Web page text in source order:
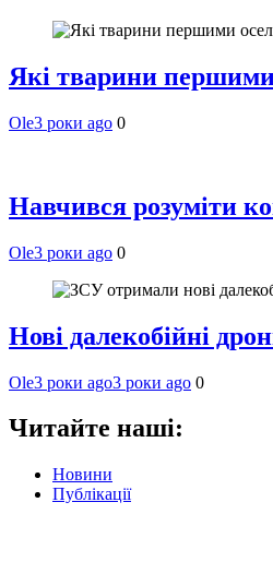
Які тварини
Ole3 роки ago 0
Навчився розуміти
Ole3 роки ago 0
Нові далекобійні
Ole3 роки ago3 роки ago 0
Читайте наші:
Новини
Публікації